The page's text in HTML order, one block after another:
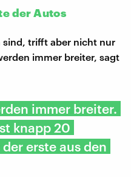
der Autos
sind, trifft aber nicht nur
immer breiter, sagt
immer breiter.
knapp 20
erste aus den